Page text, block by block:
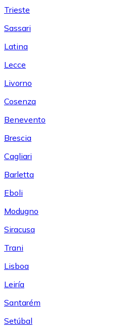
Trieste
Sassari
Latina
Lecce
Livorno
Cosenza
Benevento
Brescia
Cagliari
Barletta
Eboli
Modugno
Siracusa
Trani
Lisboa
Leiría
Santarém
Setúbal